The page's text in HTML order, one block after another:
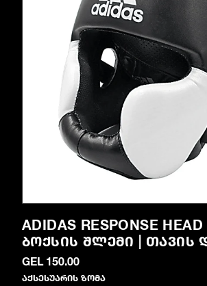
ADIDAS RESPONSE
ᲑᲝᲥᲡᲘᲡ ᲨᲚᲔᲛᲘ | ᲗᲐᲕᲘᲡ
GEL 150.00
აქსესუარის ზომა